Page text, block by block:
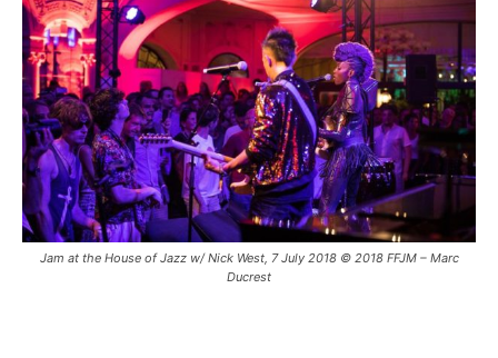
Jam at the House of Jazz w/ Nick West, 7 July 2018 © 2018 FFJM – Marc
Ducrest